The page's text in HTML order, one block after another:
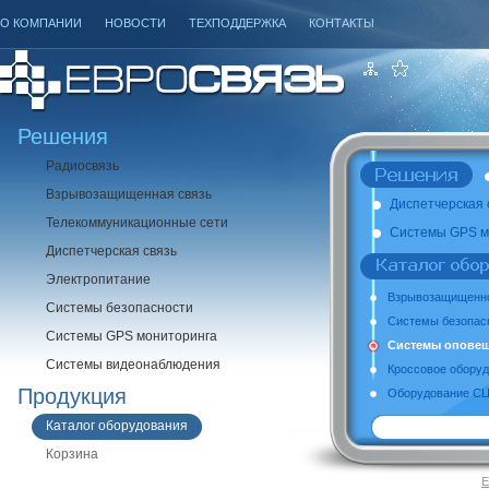
О КОМПАНИИ НОВОСТИ ТЕХПОДДЕРЖКА КОНТАКТЫ
Решения
Радиосвязь
Взрывозащищенная связь
Телекоммуникационные сети
Диспетчерская связь
Электропитание
Системы безопасности
Системы GPS мониторинга
Системы видеонаблюдения
Продукция
Каталог оборудования
Корзина
Диспетчерская
Системы GPS
Системы
Системы
Кроссовое
Оборудование